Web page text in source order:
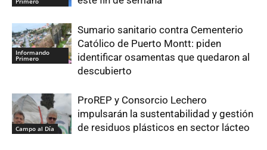
Informando
Primero
Sumario sanitario contra Cementerio
Católico de Puerto Montt: piden
identificar osamentas que quedaron al
descubierto
Campo al Día
ProREP y Consorcio Lechero
impulsarán la sustentabilidad y gestión
de residuos plásticos en sector lácteo